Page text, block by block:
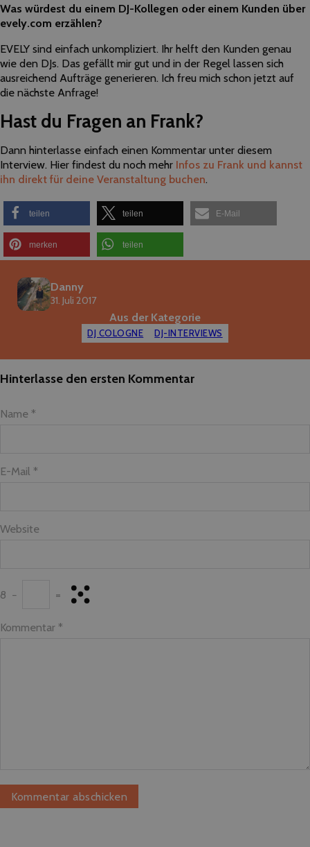
Was würdest du einem DJ-Kollegen oder einem Kunden über
evely.com erzählen?
EVELY sind einfach unkompliziert. Ihr helft den Kunden genau
wie den DJs. Das gefällt mir gut und in der Regel lassen sich
ausreichend Aufträge generieren. Ich freu mich schon jetzt auf
die nächste Anfrage!
Hast du Fragen an Frank?
Dann hinterlasse einfach einen Kommentar unter diesem
Interview. Hier findest du noch mehr Infos zu Frank und kannst
ihn direkt für deine Veranstaltung buchen.
teilen teilen E-Mail
merken teilen
Danny
31. Juli 2017
Aus der Kategorie
DJ COLOGNE DJ-INTERVIEWS
Hinterlasse den ersten Kommentar
Name *
E-Mail *
Website
8 − =
Kommentar *